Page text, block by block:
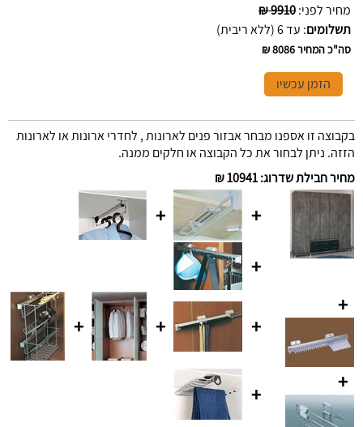
מחיר לפני:
9910 ₪
תשלומים: עד 6 (ללא ריבית)
סה"כ המחיר8086 ₪
הזמן עכשיו
בקבוצה זו אספנו מבחר אבזור פנים לארונות , לחדרי ארונות או לארונות
הזזה. ניתן לבחור את כל הקבוצה או חלקים ממנה.
מחיר חבילת שדרוג:
10941 ₪
+
+
+
+
+
+
+
+
+